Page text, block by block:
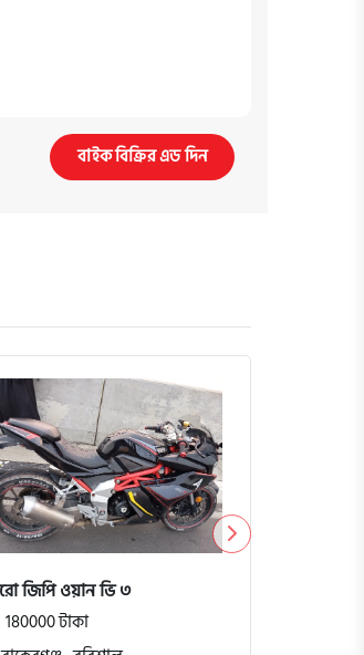
বাইক বিক্রির এড দিন
জিপি ওয়ান ভি ৩
টাকা